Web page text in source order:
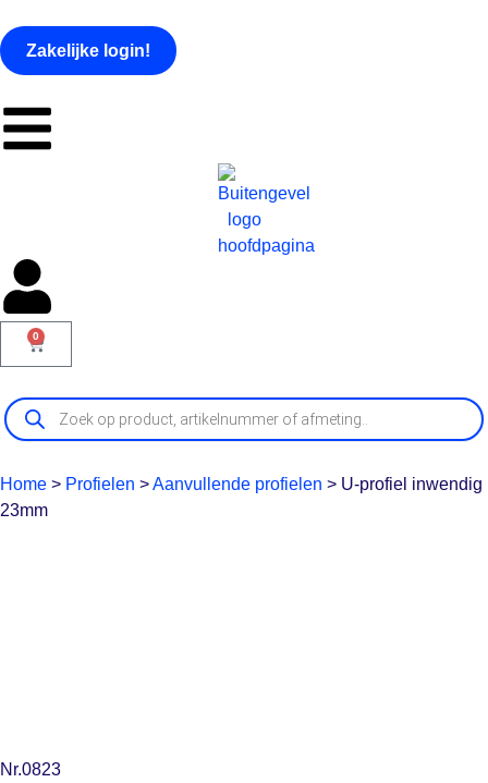
Zakelijke login!
0
Home > Profielen >Aanvullende profielen > U-profiel inwendig
23mm
Nr.0823